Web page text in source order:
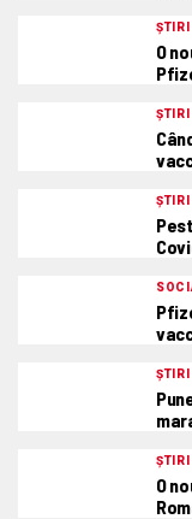
ȘTIRI
O
ȘTIRI
ȘTIRI
ȘTIRI
ȘTIRI
O